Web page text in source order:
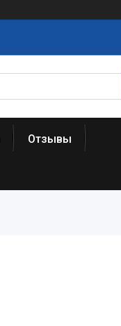
Отзывы